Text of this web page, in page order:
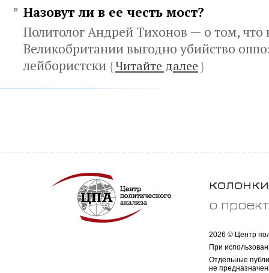
Назовут ли в ее честь мост?
Политолог Андрей Тихонов — о том, что
Великобритании выгодно убийство
лейбористски {Читайте далее}
колонки
о
2026 © Центр
При
Отдельные
не